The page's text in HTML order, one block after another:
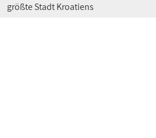
größte Stadt Kroatiens